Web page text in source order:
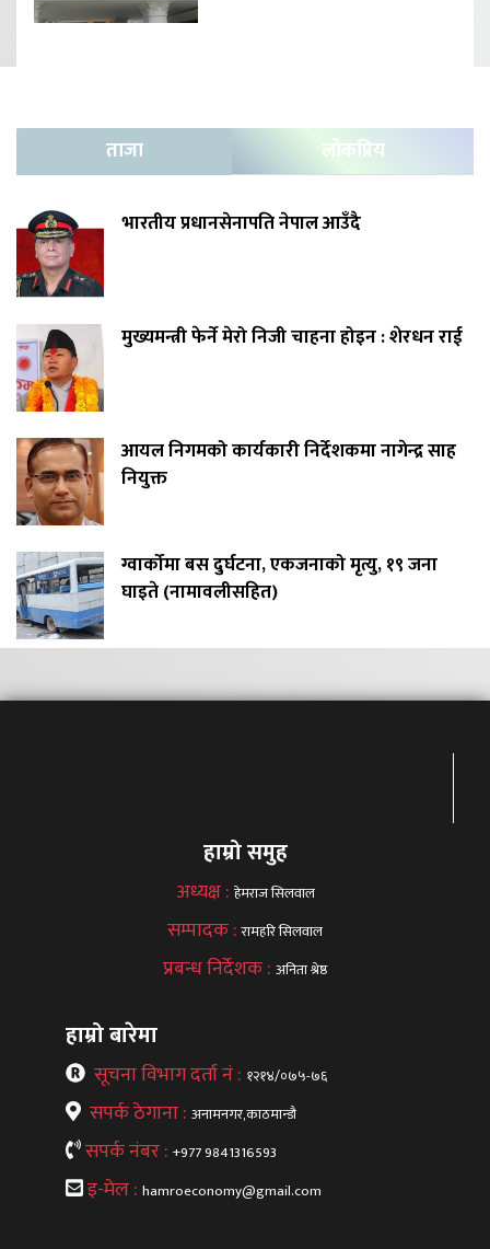
ताजा लोकप्रिय
भारतीय प्रधानसेनापति नेपाल आउँदै
मुख्यमन्त्री फेर्ने मेरो निजी चाहना होइन : शेरधन राई
आयल निगमको कार्यकारी निर्देशकमा नागेन्द्र साह
नियुक्त
ग्वार्कोमा बस दुर्घटना, एकजनाको मृत्यु, १९ जना
घाइते (नामावलीसहित)
हाम्रो समुह
अध्यक्ष : हेमराज सिलवाल
सम्पादक :रामहरि सिलवाल
प्रबन्ध निर्देशक : अनिता श्रेष्ठ
हाम्रो बारेमा
सूचना विभाग दर्ता नं : १२१४/०७५-७६
सपर्क ठेगाना : अनामनगर,काठमान्डौ
सपर्क नंबर : +977 9841316593
इ-मेल : hamroeconomy@gmail.com